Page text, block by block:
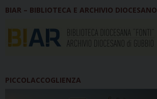
BIAR – BIBLIOTECA E ARCHIVIO DIOCESANO
PICCOLACCOGLIENZA